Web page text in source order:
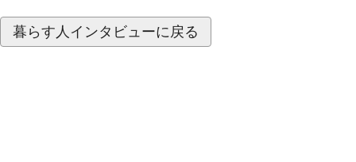
暮らす人インタビューに戻る